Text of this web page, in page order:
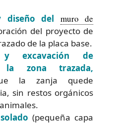
diseño del muro de
del proyecto de
de la placa base.
y excavación de
zona trazada,
la zanja quede
sin restos orgánicos
(pequeña capa